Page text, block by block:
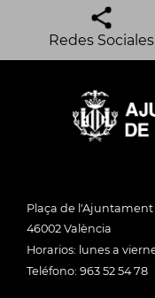
Redes Sociales
Plaça de l'Ajuntament
46002 València
Horarios: lunes a
Teléfono: 963 52 54 78